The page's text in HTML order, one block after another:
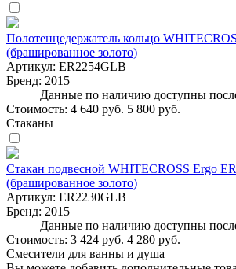
Полотенцедержатель кольцо
(брашированное золото)
Артикул: ER2254GLB
Бренд: 2015
Данные по наличию доступны
Стоимость: 4 640 руб. 5 800 руб.
Стаканы
Стакан подвесной WHITECROSS Ergo
(брашированное золото)
Артикул: ER2230GLB
Бренд: 2015
Данные по наличию доступны
Стоимость: 3 424 руб. 4 280 руб.
Смесители для ванны и душа